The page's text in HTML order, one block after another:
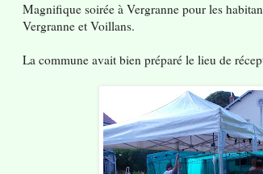
Magnifique soirée à Vergranne pour les
Vergranne et Voillans.
La commune avait bien préparé le lieu de